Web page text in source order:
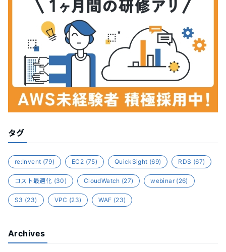
タグ
re:Invent (79) EC2 (75) QuickSight (69) RDS (67)
コスト最適化 (30) CloudWatch (27) webinar(26)
S3 (23) VPC (23) WAF (23)
Archives